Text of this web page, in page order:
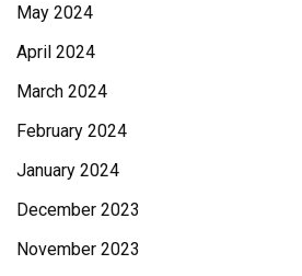
May 2024
April 2024
March 2024
February 2024
January 2024
December 2023
November 2023